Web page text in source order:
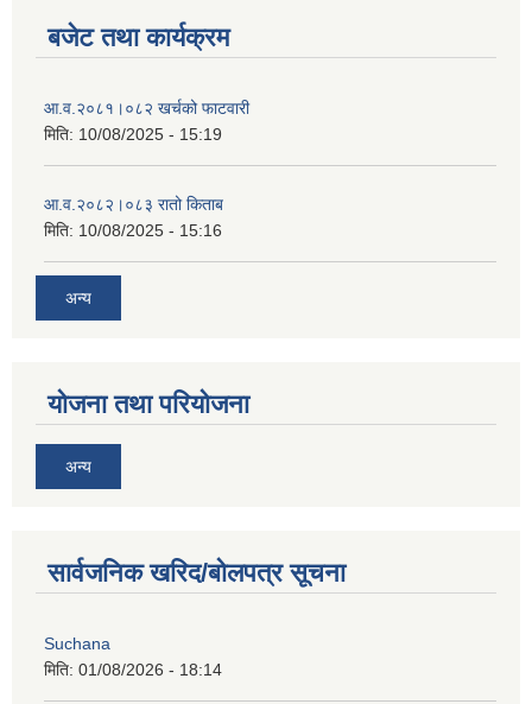
बजेट तथा कार्यक्रम
आ‍.व.२०८१।०८२ खर्चको फाटवारी
मिति: 10/08/2025 - 15:19
आ‍.व.२०८२।०८३ रातो किताब
मिति: 10/08/2025 - 15:16
अन्य
योजना तथा परियोजना
अन्य
सार्वजनिक खरिद/बोलपत्र सूचना
Suchana
मिति: 01/08/2026 - 18:14